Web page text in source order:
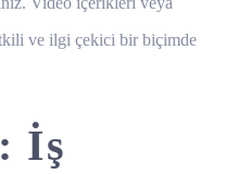
ve ilgi çekici bir biçimde
İş